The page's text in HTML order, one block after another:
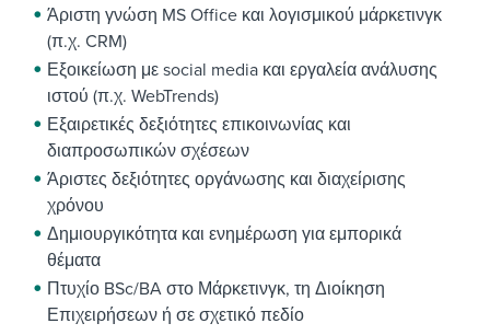
Άριστη γνώση MS Office και λογισμικού μάρκετινγκ
(π.χ. CRM)
Εξοικείωση με social media και εργαλεία ανάλυσης
ιστού (π.χ. WebTrends)
Εξαιρετικές δεξιότητες επικοινωνίας και
διαπροσωπικών σχέσεων
Άριστες δεξιότητες οργάνωσης και διαχείρισης
χρόνου
Δημιουργικότητα και ενημέρωση για εμπορικά
θέματα
Πτυχίο BSc/BA στο Μάρκετινγκ, τη Διοίκηση
Επιχειρήσεων ή σε σχετικό πεδίο